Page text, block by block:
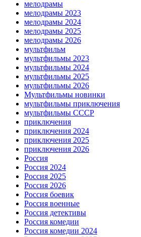
мелодрамы
мелодрамы 2023
мелодрамы 2024
мелодрамы 2025
мелодрамы 2026
мультфильм
мультфильмы 2023
мультфильмы 2024
мультфильмы 2025
мультфильмы 2026
Мультфильмы новинки
мультфильмы приключения
мультфильмы СССР
приключения
приключения 2024
приключения 2025
приключения 2026
Россия
Россия 2024
Россия 2025
Россия 2026
Россия боевик
Россия военные
Россия детективы
Россия комедии
Россия комедии 2024